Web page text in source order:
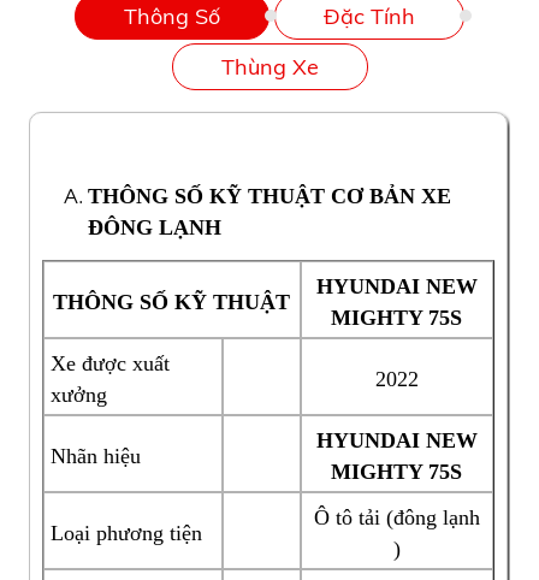
Thông Số
Đặc Tính
Thùng Xe
THÔNG SỐ KỸ THUẬT CƠ BẢN XE
ĐÔNG LẠNH
THÔNG SỐ KỸ THUẬT
HYUNDAI NEW
MIGHTY 75S
Xe được xuất
xưởng
2022
Nhãn hiệu
HYUNDAI NEW
MIGHTY 75S
Loại phương tiện
Ô tô tải (đông lạnh
)